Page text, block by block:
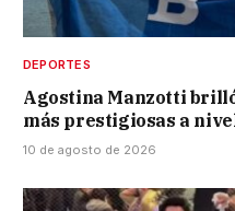
DEPORTES
Agostina Manzotti
más prestigiosas a
10 de agosto de 2026